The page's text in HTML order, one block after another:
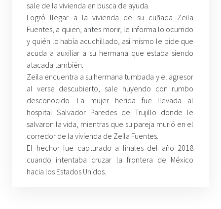
sale de la vivienda en busca de ayuda.
Logró llegar a la vivienda de su cuñada Zeila
Fuentes, a quien, antes morir, le informa lo ocurrido
y quién lo había acuchillado, así mismo le pide que
acuda a auxiliar a su hermana que estaba siendo
atacada también.
Zeila encuentra a su hermana tumbada y el agresor
al verse descubierto, sale huyendo con rumbo
desconocido. La mujer herida fue llevada al
hospital Salvador Paredes de Trujillo donde le
salvaron la vida, mientras que su pareja murió en el
corredor de la vivienda de Zeila Fuentes.
El hechor fue capturado a finales del año 2018
cuando intentaba cruzar la frontera de México
hacia los Estados Unidos.